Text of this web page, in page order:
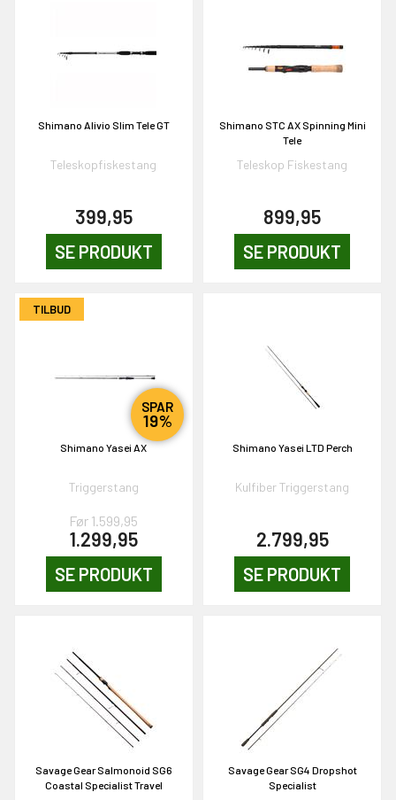
Shimano Alivio Slim Tele GT
Teleskopfiskestang
399,95
SE PRODUKT
Shimano STC AX Spinning Mini
Tele
Teleskop Fiskestang
899,95
SE PRODUKT
TILBUD
SPAR
19%
Shimano Yasei AX
Triggerstang
Før 1.599,95
1.299,95
SE PRODUKT
Shimano Yasei LTD Perch
Kulfiber Triggerstang
2.799,95
SE PRODUKT
Savage Gear Salmonoid SG6
Coastal Specialist Travel
Savage Gear SG4 Dropshot
Specialist
VIND!